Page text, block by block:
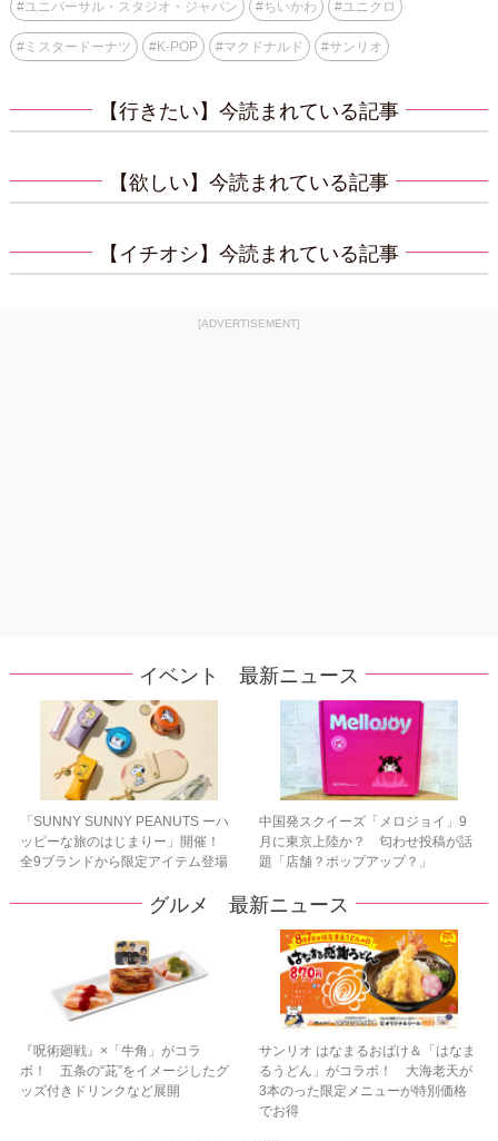
#ユニバーサル・スタジオ・ジャパン #ちいかわ #ユニクロ
#ミスタードーナツ #K-POP #マクドナルド #サンリオ
【行きたい】今読まれている記事
【欲しい】今読まれている記事
【イチオシ】今読まれている記事
[ADVERTISEMENT]
イベント 最新ニュース
「SUNNY SUNNY PEANUTS ーハ
ッピーな旅のはじまりー」開催！
全9ブランドから限定アイテム登場
中国発スクイーズ「メロジョイ」9
月に東京上陸か？ 匂わせ投稿が話
題「店舗？ポップアップ？」
グルメ 最新ニュース
『呪術廻戦』×「牛角」がコラ
ボ！ 五条の“茈”をイメージしたグ
ッズ付きドリンクなど展開
サンリオ はなまるおばけ＆「はなま
るうどん」がコラボ！ 大海老天が
3本のった限定メニューが特別価格
でお得